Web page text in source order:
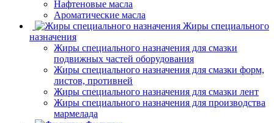
Нафтеновые масла
Ароматические масла
Жиры специального
назначения
Жиры специального назначения для смазки
подвижных частей оборудования
Жиры специального назначения для смазки форм,
листов, противней
Жиры специального назначения для смазки лент
Жиры специального назначения для производства
мармелада